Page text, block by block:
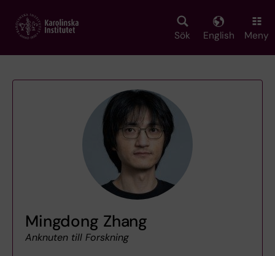
main
Sök English Meny
Mingdong Zhang
Anknuten till Forskning